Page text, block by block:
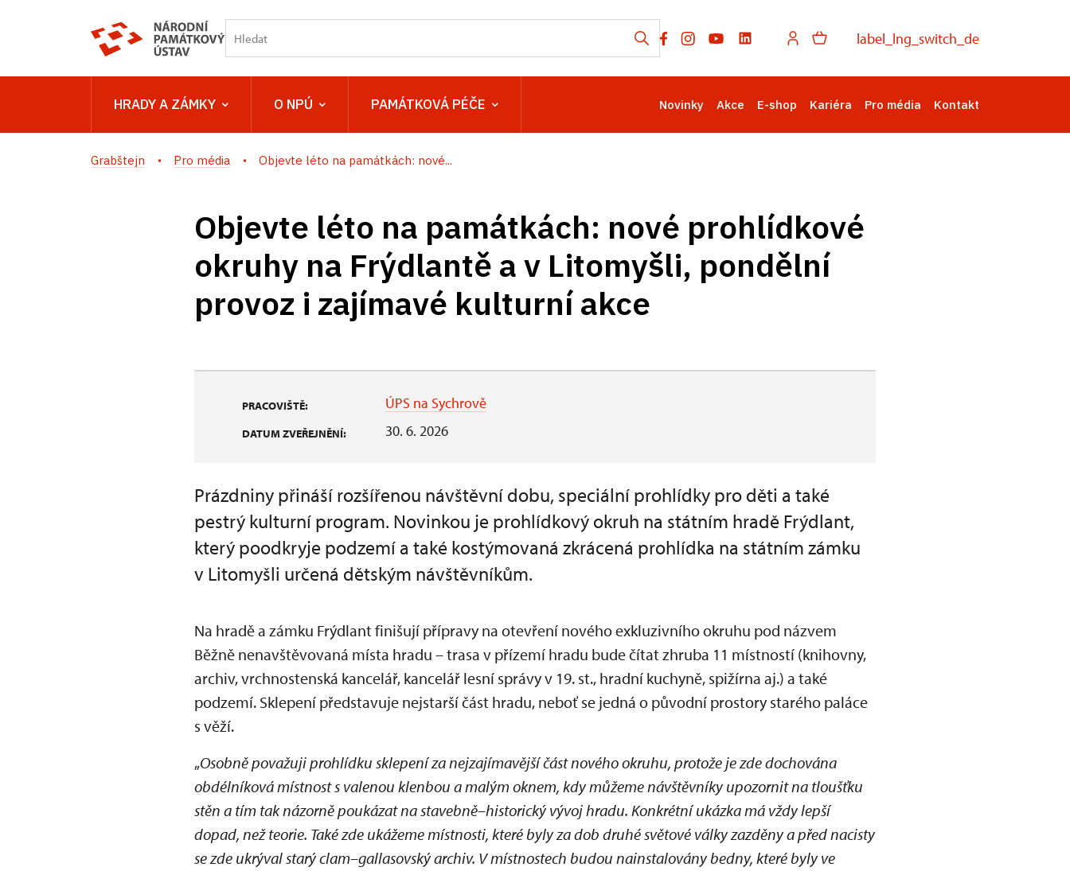
label_lng_switch_de
HRADY A ZÁMKY O NPÚ PAMÁTKOVÁ PÉČE Novinky Akce E-shop Kariéra Pro média Kontakt
Grabštejn Pro média Objevte léto na památkách: nové...
Objevte léto na památkách: nové prohlídkové
okruhy na Frýdlantě a v Litomyšli, pondělní
provoz i zajímavé kulturní akce
PRACOVIŠTĚ: ÚPS na Sychrově
DATUM ZVEŘEJNĚNÍ: 30. 6. 2026
Prázdniny přináší rozšířenou návštěvní dobu, speciální prohlídky pro děti a také
pestrý kulturní program. Novinkou je prohlídkový okruh na státním hradě Frýdlant,
který poodkryje podzemí a také kostýmovaná zkrácená prohlídka na státním zámku
v Litomyšli určená dětským návštěvníkům.
Na hradě a zámku Frýdlant finišují přípravy na otevření nového exkluzivního okruhu pod názvem
Běžně nenavštěvovaná místa hradu – trasa v přízemí hradu bude čítat zhruba 11 místností (knihovny,
archiv, vrchnostenská kancelář, kancelář lesní správy v 19. st., hradní kuchyně, spižírna aj.) a také
podzemí. Sklepení představuje nejstarší část hradu, neboť se jedná o původní prostory starého paláce
s věží.
„Osobně považuji prohlídku sklepení za nejzajímavější část nového okruhu, protože je zde dochována
obdélníková místnost s valenou klenbou a malým oknem, kdy můžeme návštěvníky upozornit na tloušťku
stěn a tím tak názorně poukázat na stavebně–historický vývoj hradu. Konkrétní ukázka má vždy lepší
dopad, než teorie. Také zde ukážeme místnosti, které byly za dob druhé světové války zazděny a před nacisty
se zde ukrýval starý clam–gallasovský archiv. V místnostech budou nainstalovány bedny, které byly ve